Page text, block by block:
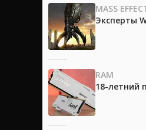
MASS
Эксперты
RAM
18-летний